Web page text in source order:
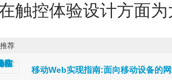
触控体验设计方面
移动Web实现指南:面向移动设备的
荐